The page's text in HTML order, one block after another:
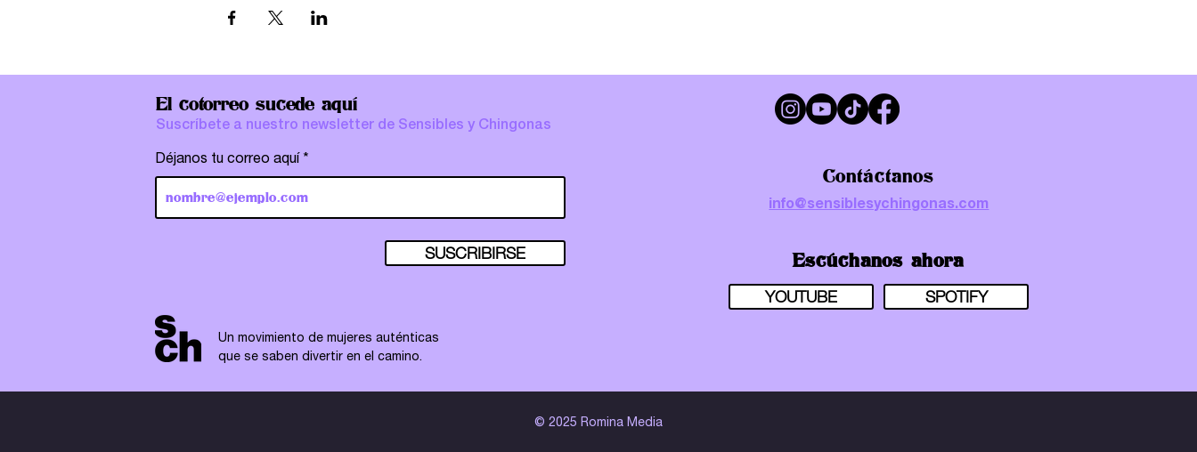
El cotorreo sucede aquí
Suscríbete a nuestro newsletter de Sensibles y Chingonas
Déjanos tu correo aquí
SUSCRIBIRSE
Un movimiento de mujeres auténticas
que se saben divertir en el camino.
Contáctanos
info@sensiblesychingonas.com
Escúchanos ahora
YOUTUBE SPOTIFY
© 2025 Romina Media